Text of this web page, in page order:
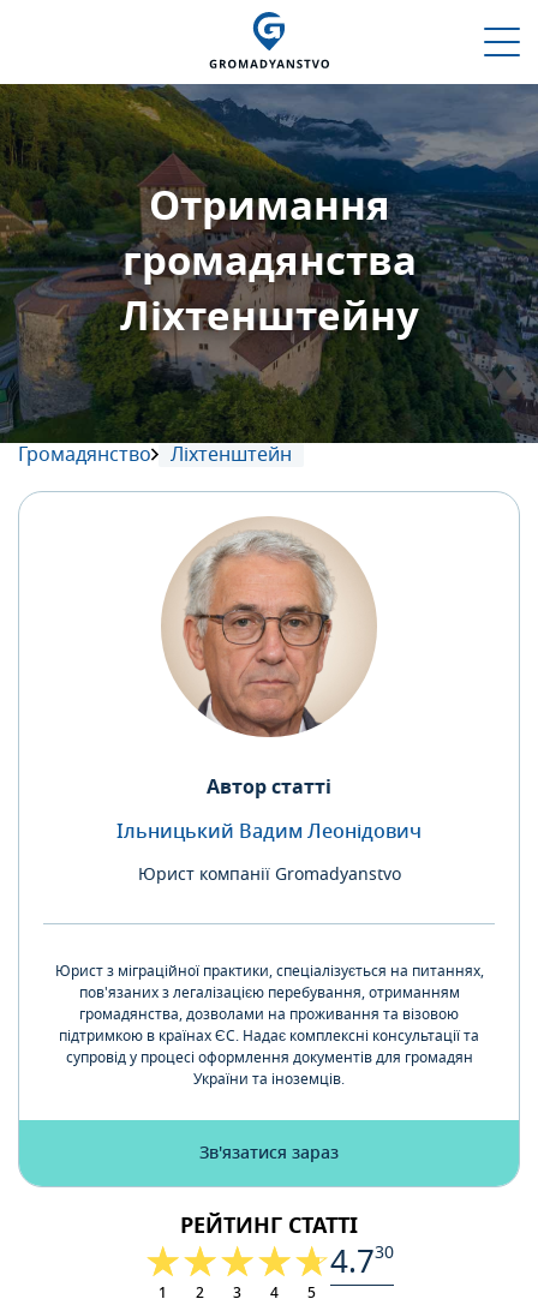
Отримання
громадянства
Ліхтенштейну
Громадянство Ліхтенштейн
Автор статті
Ільницький Вадим Леонідович
Юрист компанії Gromadyanstvo
Юрист з міграційної практики, спеціалізується на питаннях,
пов'язаних з легалізацією перебування, отриманням
громадянства, дозволами на проживання та візовою
підтримкою в країнах ЄС. Надає комплексні консультації та
супровід у процесі оформлення документів для громадян
України та іноземців.
Зв'язатися зараз
РЕЙТИНГ СТАТТІ
1 2 3 4 5
4.730